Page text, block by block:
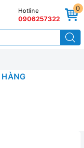
0
Hotline
0906257322